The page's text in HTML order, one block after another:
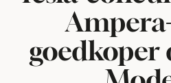
goedkoper